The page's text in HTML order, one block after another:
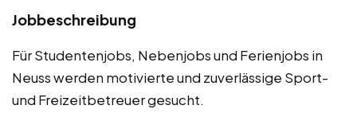
Jobbeschreibung
Für Studentenjobs, Nebenjobs und Ferienjobs in
Neuss werden motivierte und zuverlässige Sport-
und Freizeitbetreuer gesucht.